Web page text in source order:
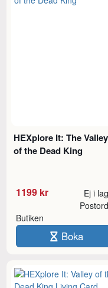
HEXplore It: The Valley
of the Dead King
1199 kr Ej i
Butiken
Boka